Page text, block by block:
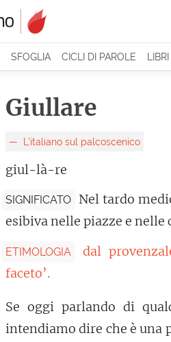
SFOGLIA CICLI DI PAROLE LIBRI
Giullare
L'italiano sul palcoscenico
giul-là-re
SIGNIFICATO
Nel tardo
esibiva nelle piazze e
ETIMOLOGIA dal
faceto’.
Se oggi parlando di
intendiamo dire che è una